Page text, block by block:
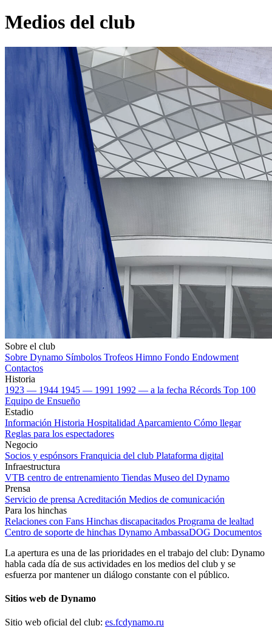
Medios del club
Sobre el club
Sobre Dynamo Símbolos Trofeos Himno Fondo Endowment
Contactos
Historia
1923 — 1944 1945 — 1991 1992 — a la fecha Récords Top 100
Equipo de Ensueño
Estadio
Información Historia Hospitalidad Aparcamiento Cómo llegar
Reglas para los espectadores
Negocio
Socios y espónsors Franquicia del club Plataforma digital
Infraestructura
VTB centro de entrenamiento Tiendas Museo del Dynamo
Prensa
Servicio de prensa Acreditación Medios de comunicación
Para los hinchas
Relaciones con Fans Hinchas discapacitados Programa de lealtad
Centro de soporte de hinchas Dynamo AmbassaDOG Documentos
La apertura es una de las prioridades en el trabajo del club: Dynamo
habla cada día de sus actividades en los medios del club y se
esfuerza por mantener un diálogo constante con el público.
Sitios web de Dynamo
Sitio web oficial del club: es.fcdynamo.ru